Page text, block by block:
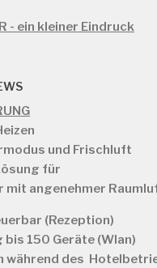
- ein kleiner Eindruck
und Frischluft
für
mit angenehmer
(Rezeption)
bis 150 Geräte (Wlan)
während des